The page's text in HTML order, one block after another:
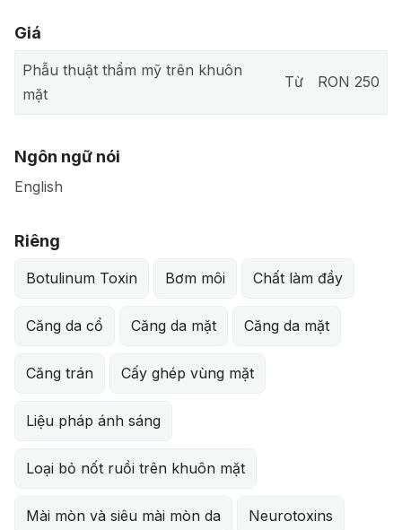
Giá
Phẫu thuật thẩm mỹ trên khuôn
mặt
Từ RON 250
Ngôn ngữ nói
English
Riêng
Botulinum Toxin Bơm môi Chất làm đầy
Căng da cổ Căng da mặt Căng da mặt
Căng trán Cấy ghép vùng mặt
Liệu pháp ánh sáng
Loại bỏ nốt ruồi trên khuôn mặt
Mài mòn và siêu mài mòn da Neurotoxins